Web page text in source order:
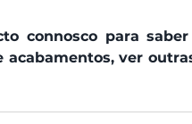
connosco para
acabamentos, ver